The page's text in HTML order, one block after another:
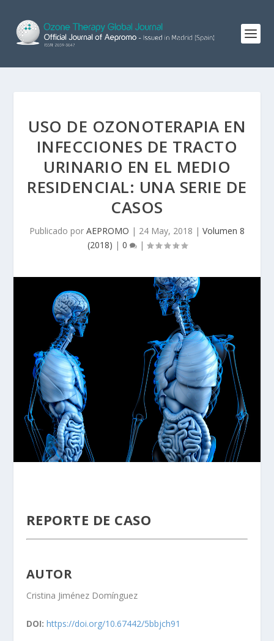
USO DE OZONOTERAPIA EN
INFECCIONES DE TRACTO
URINARIO EN EL MEDIO
RESIDENCIAL: UNA SERIE DE
CASOS
Publicado por AEPROMO | 24 May, 2018 | Volumen 8
(2018) | 0 |
REPORTE DE CASO
AUTOR
Cristina Jiménez Domínguez
DOI: https://doi.org/10.67442/5bbjch91